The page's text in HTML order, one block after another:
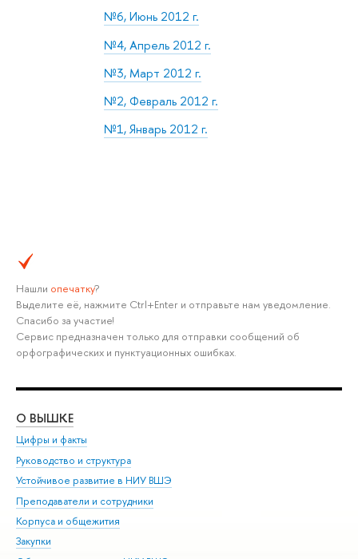
№6, Июнь 2012 г.
№4, Апрель 2012 г.
№3, Март 2012 г.
№2, Февраль 2012 г.
№1, Январь 2012 г.
Нашли опечатку?
Выделите её, нажмите Ctrl+Enter и отправьте нам уведомление.
Спасибо за участие!
Сервис предназначен только для отправки сообщений об
орфографических и пунктуационных ошибках.
О ВЫШКЕ
Цифры и факты
Руководство и структура
Устойчивое развитие в НИУ ВШЭ
Преподаватели и сотрудники
Корпуса и общежития
Закупки